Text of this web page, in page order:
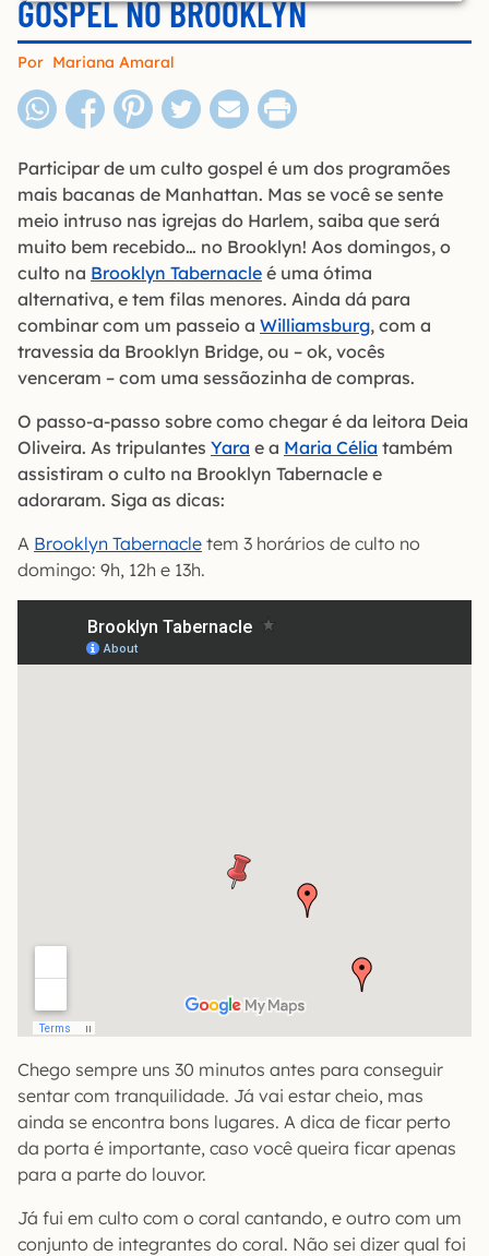
GOSPEL NO BROOKLYN
Por Mariana Amaral
Participar de um culto gospel é um dos programões
mais bacanas de Manhattan. Mas se você se sente
meio intruso nas igrejas do Harlem, saiba que será
muito bem recebido… no Brooklyn! Aos domingos, o
culto na Brooklyn Tabernacle é uma ótima
alternativa, e tem filas menores. Ainda dá para
combinar com um passeio a Williamsburg, com a
travessia da Brooklyn Bridge, ou – ok, vocês
venceram – com uma sessãozinha de compras.
O passo-a-passo sobre como chegar é da leitora Deia
Oliveira. As tripulantes Yara e a Maria Célia também
assistiram o culto na Brooklyn Tabernacle e
adoraram. Siga as dicas:
A Brooklyn Tabernacle tem 3 horários de culto no
domingo: 9h, 12h e 13h.
Chego sempre uns 30 minutos antes para conseguir
sentar com tranquilidade. Já vai estar cheio, mas
ainda se encontra bons lugares. A dica de ficar perto
da porta é importante, caso você queira ficar apenas
para a parte do louvor.
Já fui em culto com o coral cantando, e outro com um
conjunto de integrantes do coral. Não sei dizer qual foi